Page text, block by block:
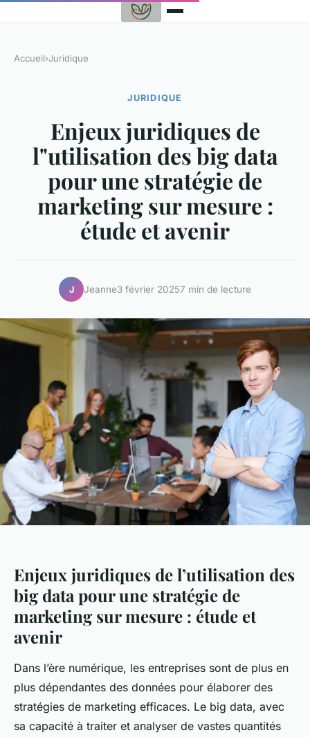
Accueil›Juridique
JURIDIQUE
Enjeux juridiques de
l"utilisation des big data
pour une stratégie de
marketing sur mesure :
étude et avenir
J Jeanne3 février 20257 min de lecture
Enjeux juridiques de l’utilisation des
big data pour une stratégie de
marketing sur mesure : étude et
avenir
Dans l’ère numérique, les entreprises sont de plus en
plus dépendantes des données pour élaborer des
stratégies de marketing efficaces. Le big data, avec
sa capacité à traiter et analyser de vastes quantités